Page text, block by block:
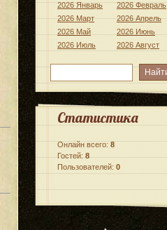
2026 Январь
2026 Февраль
2026 Март
2026 Апрель
2026 Май
2026 Июнь
2026 Июль
2026 Август
Статистика
Онлайн всего: 8
Гостей: 8
Пользователей: 0